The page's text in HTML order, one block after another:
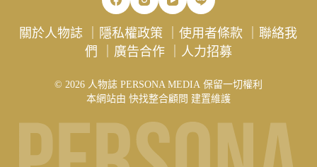
關於人物誌 隱私權政策 ｜使用者條款 ｜聯絡我
們
廣告合作｜ 人力招募
© 2026 人物誌 PERSONA MEDIA 保留一切權利
本網站由 快找整合顧問 建置維護